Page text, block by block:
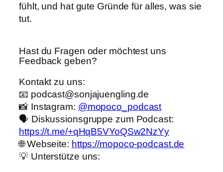
fühlt, und hat gute Gründe für alles, was sie
tut.
Hast du Fragen oder möchtest uns
Feedback geben?
Kontakt zu uns:
📧 podcast@sonjajuengling.de
📸 Instagram: @mopoco_podcast
🗣️ Diskussionsgruppe zum Podcast:
https://t.me/+qHqB5VYoQSw2NzYy
🌐 Webseite: https://mopoco-podcast.de
💡 Unterstütze uns: